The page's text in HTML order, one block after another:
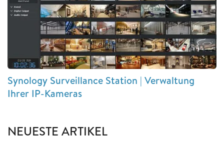
Synology Surveillance Station | Verwaltung
Ihrer IP-Kameras
NEUESTE ARTIKEL